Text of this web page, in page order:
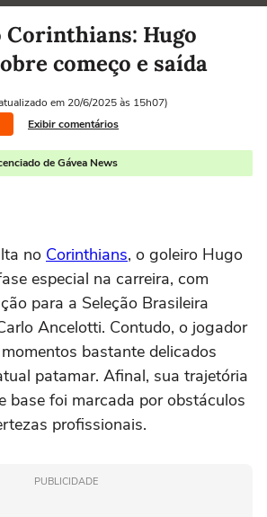
ver as notícias
Corinthians: Hugo
começo e saída
em 20/6/2025 às 15h07)
Exibir comentários
de Gávea News
no Corinthians, o goleiro Hugo
especial na carreira, com
para a Seleção Brasileira
Ancelotti. Contudo, o jogador
bastante delicados
patamar. Afinal, sua trajetória
base foi marcada por obstáculos
profissionais.
PUBLICIDADE